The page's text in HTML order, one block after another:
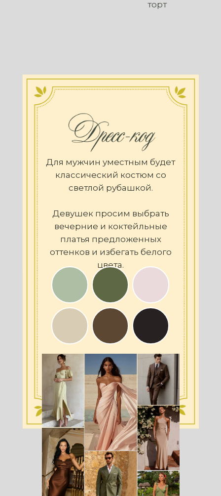
торт
Для мужчин уместным будет
классический костюм со
светлой рубашкой.
Девушек просим выбрать
вечерние и коктейльные
платья предложенных
оттенков и избегать белого
цвета.